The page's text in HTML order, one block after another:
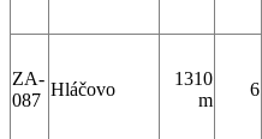
ZA-
087
Hláčovo
1310
m
6